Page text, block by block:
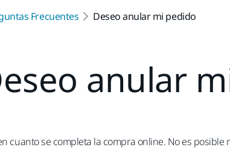
Frecuentes Deseo anular mi pedido
anular
cuanto se completa la compra online. No es